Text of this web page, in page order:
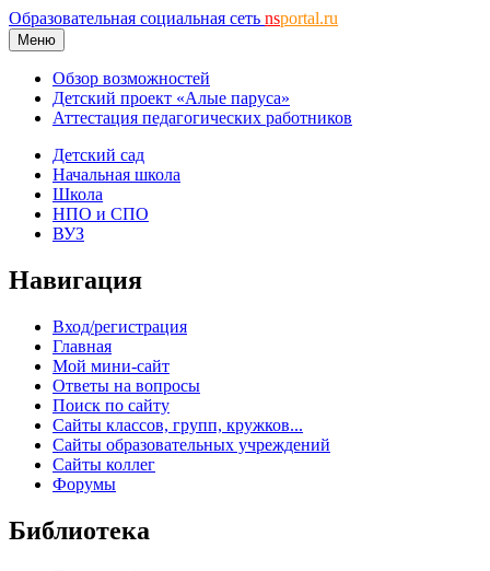
Образовательная социальная сеть nsportal.ru
Меню
Обзор возможностей
Детский проект «Алые паруса»
Аттестация педагогических работников
Детский сад
Начальная школа
Школа
НПО и СПО
ВУЗ
Навигация
Вход/регистрация
Главная
Мой мини-сайт
Ответы на вопросы
Поиск по сайту
Сайты классов, групп, кружков...
Сайты образовательных учреждений
Сайты коллег
Форумы
Библиотека